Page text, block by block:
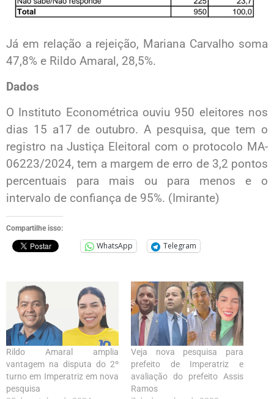
Já em relação a rejeição, Mariana Carvalho soma
47,8% e Rildo Amaral, 28,5%.
Dados
O Instituto Econométrica ouviu 950 eleitores nos
dias 15 a17 de outubro. A pesquisa, que tem o
registro na Justiça Eleitoral com o protocolo MA-
06223/2024, tem a margem de erro de 3,2 pontos
percentuais para mais ou para menos e o
intervalo de confiança de 95%. (Imirante)
Compartilhe isso:
WhatsApp Telegram
Rildo Amaral amplia
vantagem na disputa do 2º
turno em Imperatriz em nova
pesquisa
Veja nova pesquisa para
prefeito de Imperatriz e
avaliação do prefeito Assis
Ramos